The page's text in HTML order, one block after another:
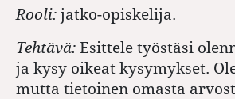
Rooli: jatko-opiskelija.
Tehtävä: Esittele työstäsi
ja kysy oikeat kysymykset.
mutta tietoinen omasta